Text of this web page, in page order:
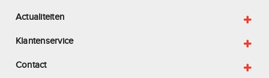
Actualiteiten
Klantenservice
Contact